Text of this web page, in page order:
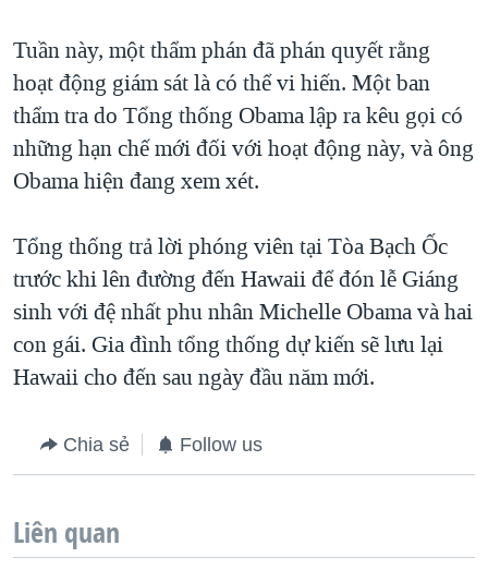
Tuần này, một thẩm phán đã phán quyết rằng
hoạt động giám sát là có thể vi hiến. Một ban
thẩm tra do Tổng thống Obama lập ra kêu gọi có
những hạn chế mới đối với hoạt động này, và ông
Obama hiện đang xem xét.
Tổng thống trả lời phóng viên tại Tòa Bạch Ốc
trước khi lên đường đến Hawaii để đón lễ Giáng
sinh với đệ nhất phu nhân Michelle Obama và hai
con gái. Gia đình tổng thống dự kiến sẽ lưu lại
Hawaii cho đến sau ngày đầu năm mới.
Chia sẻ Follow us
Liên quan